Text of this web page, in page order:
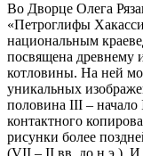
Во Дворце Олега
«Петроглифы
национальным
посвящена древнему
котловины. На ней
уникальных
половина III –
контактного
рисунки более
(VII – II вв. до н.э.).